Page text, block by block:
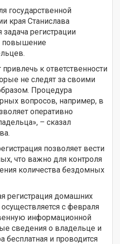
государственной
края Станислава
регистрации
повышение
к ответственности
не следят за своими
Процедура
вопросов, например, в
оперативно
– сказал
позволяет вести
что важно для контроля
количества бездомных
регистрация домашних
с февраля
информационной
сведения о владельце и
бесплатная и проводится